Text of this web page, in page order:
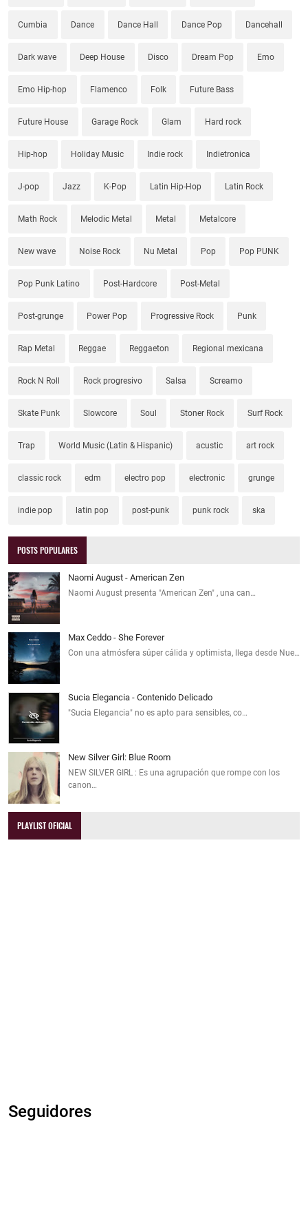
Cumbia Dance Dance Hall Dance Pop Dancehall
Dark wave Deep House Disco Dream Pop Emo
Emo Hip-hop Flamenco Folk Future Bass
Future House Garage Rock Glam Hard rock
Hip-hop Holiday Music Indie rock Indietronica
J-pop Jazz K-Pop Latin Hip-Hop Latin Rock
Math Rock Melodic Metal Metal Metalcore
New wave Noise Rock Nu Metal Pop Pop PUNK
Pop Punk Latino Post-Hardcore Post-Metal
Post-grunge Power Pop Progressive Rock Punk
Rap Metal Reggae Reggaeton Regional mexicana
Rock N Roll Rock progresivo Salsa Screamo
Skate Punk Slowcore Soul Stoner Rock Surf Rock
Trap World Music (Latin & Hispanic) acustic art rock
classic rock edm electro pop electronic grunge
indie pop latin pop post-punk punk rock ska
POSTS POPULARES
Naomi August - American Zen
Naomi August presenta "American Zen" , una can…
Max Ceddo - She Forever
Con una atmósfera súper cálida y optimista, llega desde Nue…
Sucia Elegancia - Contenido Delicado
"Sucia Elegancia" no es apto para sensibles, co…
New Silver Girl: Blue Room
NEW SILVER GIRL : Es una agrupación que rompe con los
canon…
PLAYLIST OFICIAL
Seguidores